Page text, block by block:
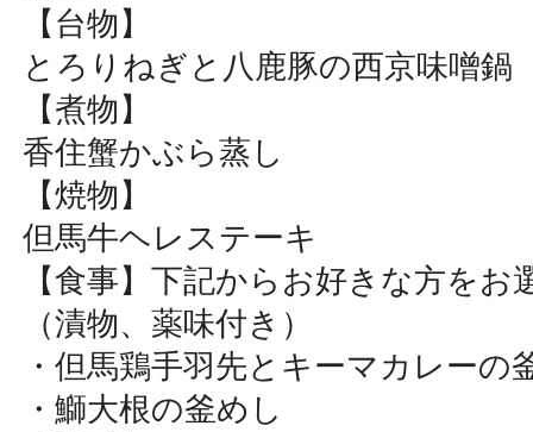
【台物】
とろりねぎと八鹿豚の西京味噌鍋
【煮物】
香住蟹かぶら蒸し
【焼物】
但馬牛ヘレステーキ
【食事】下記からお好きな方をお
（漬物、薬味付き）
・但馬鶏手羽先とキーマカレーの
・鰤大根の釜めし